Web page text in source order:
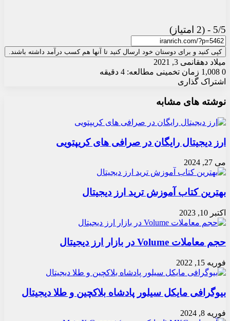
5/5 - (2 امتیاز)
کپی کنید و برای دوستان خود ارسال کنید تا آنها هم کسب درآمد داشته باشند.
میلاد دهقانمی 3, 2021
0
زمان تخمینی مطالعه: 4 دقیقه
اشتراک گذاری
بوک
آپ
ایمیل
نوشته های مشابه
ارز دیجیتال رایگان در صرافی های کریپتویی
می 27, 2024
بهترین کتاب آموزش ترید ارز دیجیتال
اکتبر 10, 2023
حجم معاملات Volume در بازار ارز دیجیتال
فوریه 15, 2022
بیوگرافی مایکل سیلور پادشاه بلاکچین و طلا دیجیتال
فوریه 8, 2024